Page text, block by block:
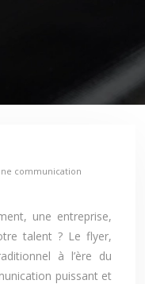
communication
une entreprise,
talent ? Le flyer,
à l’ère du
puissant et